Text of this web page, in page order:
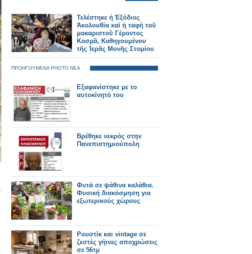
Τελέστηκε ἡ Ἐξόδιος
Ἀκολουθία καὶ ἡ ταφὴ τοῦ
μακαριστοῦ Γέροντος
Κοσμᾶ, Καθηγουμένου
τῆς Ἱερᾶς Μονῆς Στομίου
Κονίτσης
ΠΡΟΗΓΟΥΜΕΝΑ PHOTO ΝΕΑ
Εξαφανίστηκε με το
αυτοκίνητό του
Βρέθηκε νεκρός στην
Πανεπιστημιούπολη
Φυτά σε ψάθινα καλάθια.
Φυσική διακόσμηση για
εξωτερικούς χώρους
Ρουστίκ και vintage σε
ζεστές γήινες αποχρώσεις
σε 56τμ